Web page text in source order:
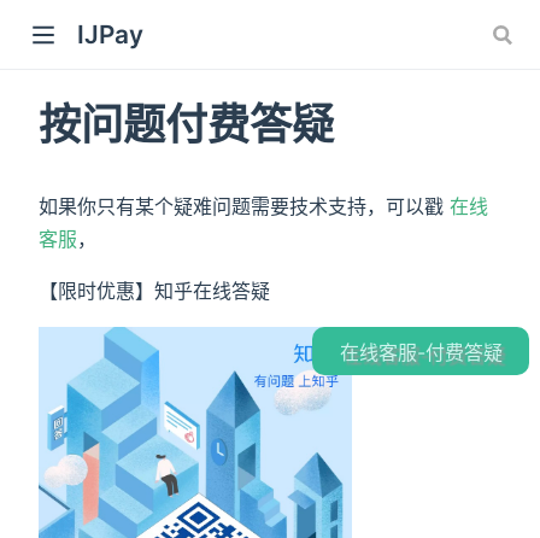
IJPay
按问题付费答疑
如果你只有某个疑难问题需要技术支持，可以戳 在线
客服，
【限时优惠】知乎在线答疑
在线客服-付费答疑